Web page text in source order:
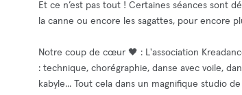
Et ce n’est pas tout ! Certaines séances sont
la canne ou encore les sagattes, pour encore
Notre coup de cœur 🖤 : L'association
: technique, chorégraphie, danse avec voile,
kabyle... Tout cela dans un magnifique studio